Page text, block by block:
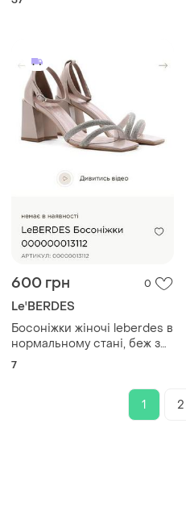
600 грн 0
Le'BERDES
Босоніжки жіночі leberdes в
нормальному стані, беж з
блискітками на міцному
7
1 2